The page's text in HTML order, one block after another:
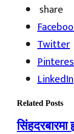
share
Twitter
LinkedIn
Related Posts